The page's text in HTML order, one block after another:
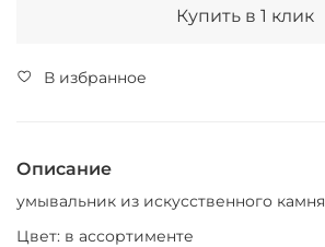
Купить в 1 клик
В избранное
Описание
умывальник из искусственного камня
Цвет: в ассортименте